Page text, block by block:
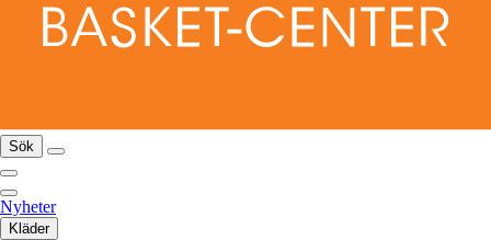
Sök
Nyheter
Kläder